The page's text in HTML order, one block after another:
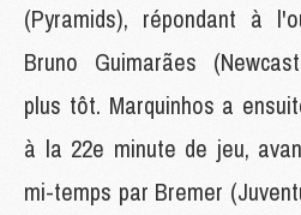
(Pyramids), répondant à
Bruno Guimarães
plus tôt. Marquinhos a
à la 22e minute de jeu,
mi-temps par Bremer